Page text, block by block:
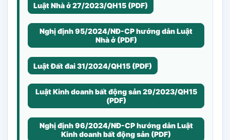
Luật Nhà ở 27/2023/QH15 (PDF)
Nghị định 95/2024/NĐ-CP hướng dẫn Luật
Nhà ở (PDF)
Luật Đất đai 31/2024/QH15 (PDF)
Luật Kinh doanh bất động sản 29/2023/QH15
(PDF)
Nghị định 96/2024/NĐ-CP hướng dẫn Luật
Kinh doanh bất động sản (PDF)